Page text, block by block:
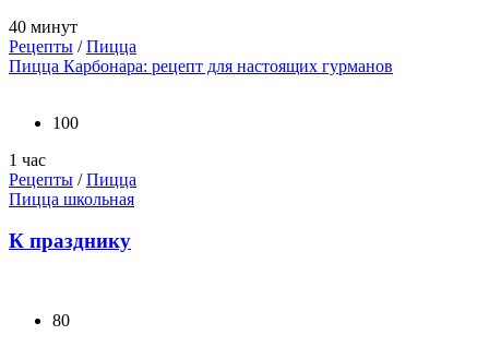
40 минут
Рецепты /Пицца
Пицца Карбонара: рецепт для настоящих гурманов
100
1 час
Рецепты /Пицца
Пицца школьная
К празднику
80